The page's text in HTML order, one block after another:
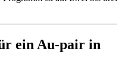
ein Au-pair in